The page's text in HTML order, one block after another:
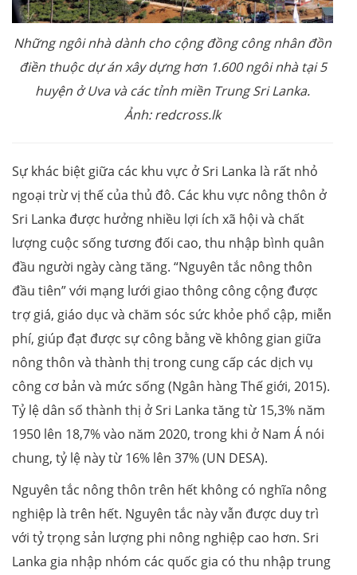
Những ngôi nhà dành cho cộng đồng công nhân đồn
điền thuộc dự án xây dựng hơn 1.600 ngôi nhà tại 5
huyện ở Uva và các tỉnh miền Trung Sri Lanka.
Ảnh: redcross.lk
Sự khác biệt giữa các khu vực ở Sri Lanka là rất nhỏ
ngoại trừ vị thế của thủ đô. Các khu vực nông thôn ở
Sri Lanka được hưởng nhiều lợi ích xã hội và chất
lượng cuộc sống tương đối cao, thu nhập bình quân
đầu người ngày càng tăng. “Nguyên tắc nông thôn
đầu tiên” với mạng lưới giao thông công cộng được
trợ giá, giáo dục và chăm sóc sức khỏe phổ cập, miễn
phí, giúp đạt được sự công bằng về không gian giữa
nông thôn và thành thị trong cung cấp các dịch vụ
công cơ bản và mức sống (Ngân hàng Thế giới, 2015).
Tỷ lệ dân số thành thị ở Sri Lanka tăng từ 15,3% năm
1950 lên 18,7% vào năm 2020, trong khi ở Nam Á nói
chung, tỷ lệ này từ 16% lên 37% (UN DESA).
Nguyên tắc nông thôn trên hết không có nghĩa nông
nghiệp là trên hết. Nguyên tắc này vẫn được duy trì
với tỷ trọng sản lượng phi nông nghiệp cao hơn. Sri
Lanka gia nhập nhóm các quốc gia có thu nhập trung